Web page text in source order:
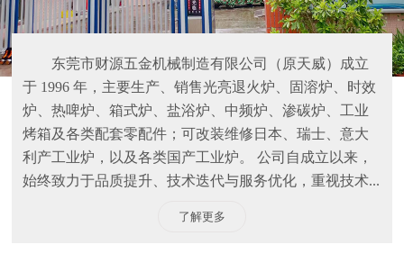
东莞市财源五金机械制造有限公司（原天威）成立
于 1996 年，主要生产、销售光亮退火炉、固溶炉、时效
炉、热啤炉、箱式炉、盐浴炉、中频炉、渗碳炉、工业
烤箱及各类配套零配件；可改装维修日本、瑞士、意大
利产工业炉，以及各类国产工业炉。 公司自成立以来，
始终致力于品质提升、技术迭代与服务优化，重视技术...
了解更多